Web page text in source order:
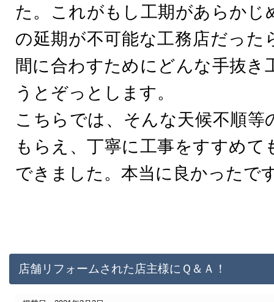
た。これがもし工期があらかじ
の延期が不可能な工務店だった
間に合わすためにどんな手抜き
うとぞっとします。
こちらでは、そんな天候不順等
もらえ、丁寧に工事をすすめて
できました。本当に良かったで
店舗リフォームされた店主様にＱ＆Ａ！